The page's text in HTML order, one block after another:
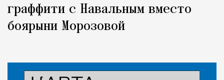
граффити с Навальным вместо
боярыни Морозовой